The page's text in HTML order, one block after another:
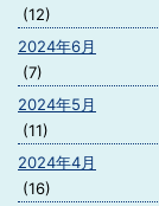
(12)
2024年6月
(7)
2024年5月
(11)
2024年4月
(16)